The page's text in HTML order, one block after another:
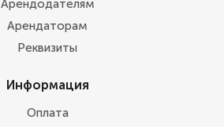
Арендодателям
Арендаторам
Реквизиты
Информация
Оплата